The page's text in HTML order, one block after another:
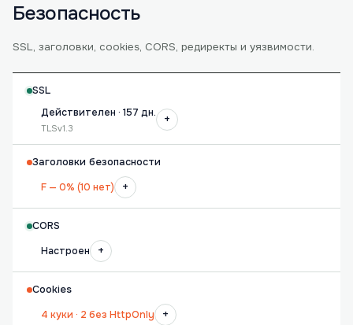
Безопасность
SSL, заголовки, cookies, CORS, редиректы и уязвимости.
SSL
Действителен · 157 дн.
TLSv1.3
+
Заголовки безопасности
F — 0% (10 нет)
+
CORS
Настроен
+
Cookies
4 куки · 2 без HttpOnly
+